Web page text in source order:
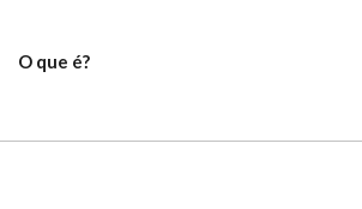
O que é?